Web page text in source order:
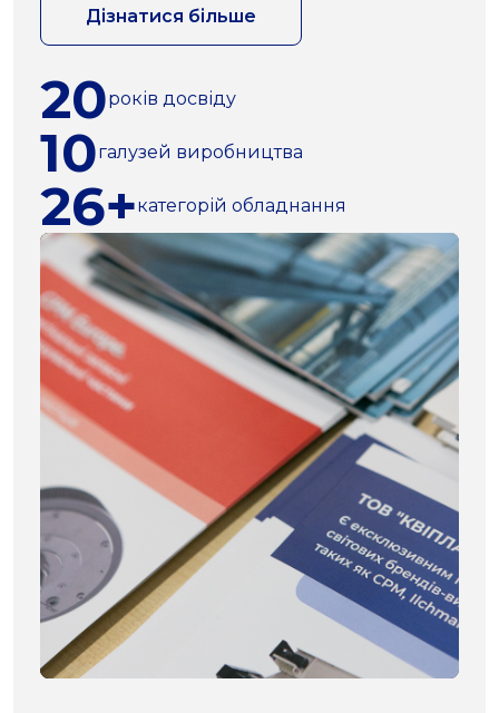
Дізнатися більше
20років досвіду
10галузей виробництва
26+категорій обладнання